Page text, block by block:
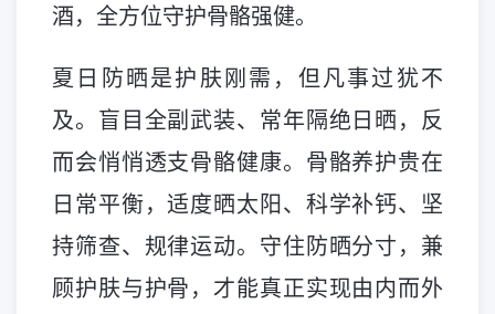
酒，全方位守护骨骼强健。
夏日防晒是护肤刚需，但凡事过犹不
及。盲目全副武装、常年隔绝日晒，反
而会悄悄透支骨骼健康。骨骼养护贵在
日常平衡，适度晒太阳、科学补钙、坚
持筛查、规律运动。守住防晒分寸，兼
顾护肤与护骨，才能真正实现由内而外